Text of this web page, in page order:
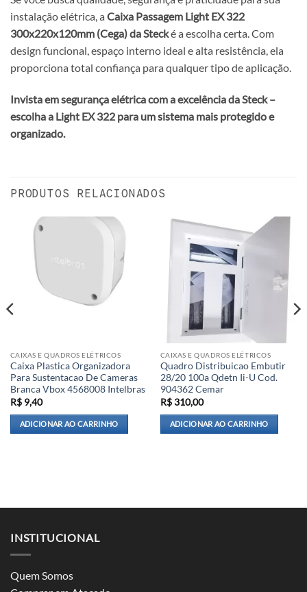
instalação elétrica, a Caixa Passagem Light EX 322
300x220x120mm (Cega) da Stecké a escolha certa. Com
design funcional, espaço interno ideal e alta resistência, ela
proporciona total confiança para qualquer tipo de aplicação.
Invista em segurança elétrica com a excelência da Steck –
escolha a Light EX 322 para um sistema mais protegido e
organizado.
PRODUTOS RELACIONADOS
CAIXAS E QUADROS ELÉTRICOS
Caixa Plastica Organizadora
Para Sustentacao De Cameras
Branca Vbox 4568008 Intelbras
R$9,40
ADICIONAR AO CARRINHO
CAIXAS E QUADROS ELÉTRICOS
Quadro Distribuicao Embutir
28/20 100a Qdetn Ii-U Cod.
904362 Cemar
R$310,00
ADICIONAR AO CARRINHO
INSTITUCIONAL
Quem Somos